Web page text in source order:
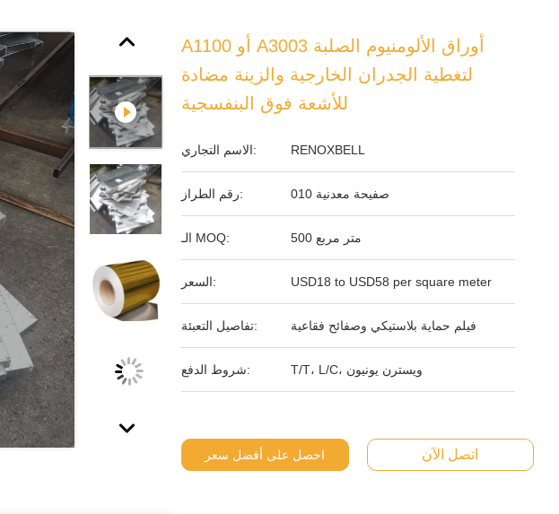
A1100 أو A3003 أوراق الألومنيوم الصلبة
لتغطية الجدران الخارجية والزينة مضادة
للأشعة فوق البنفسجية
الاسم التجاري: RENOXBELL
رقم الطراز: صفيحة معدنية 010
الـ MOQ: 500 متر مربع
السعر: USD18 to USD58 per square meter
تفاصيل التعبئة: فيلم حماية بلاستيكي وصفائح فقاعية
شروط الدفع: T/T، L/C، ويسترن يونيون
احصل على أفضل سعر اتصل الآن